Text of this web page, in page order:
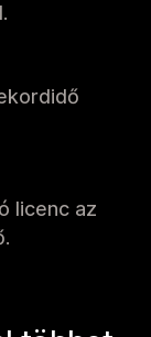
licenc az